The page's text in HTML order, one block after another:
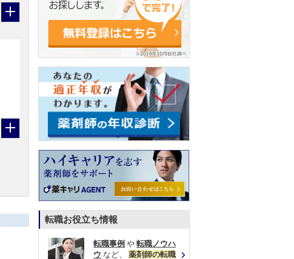
転職お役立ち情報
転職事例 や 転職ノウハ
ウ など、 薬剤師の転職